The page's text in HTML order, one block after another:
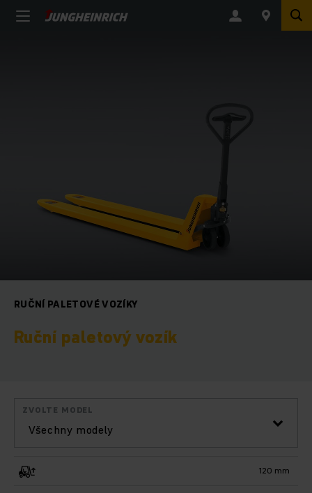
RUČNÍ PALETOVÉ VOZÍKY
Ruční paletový vozík
Všechny modely
ZVOLTE MODEL
120 mm